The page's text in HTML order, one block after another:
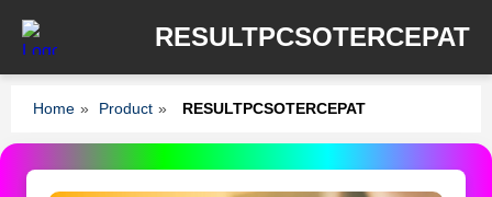
RESULTPCSOTERCEPAT
Home » Product » RESULTPCSOTERCEPAT